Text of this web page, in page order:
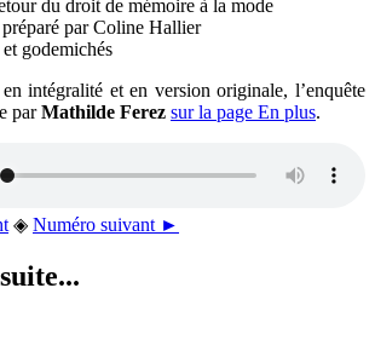
du droit de mémoire à la mode
par Coline Hallier
godemichés
intégralité et en version originale, l’enquête
parMathilde Ferez sur la page En plus.
◈ Numéro suivant ►